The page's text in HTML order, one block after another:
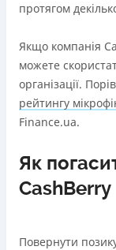
протягом
Якщо компанія
можете
організації.
рейтингу
Finance.ua.
Як
CashBerry
Повернути